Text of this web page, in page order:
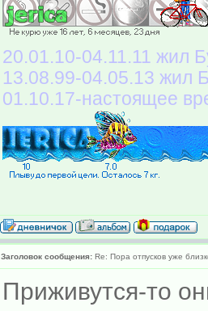
20.01.10-04.11.11 жил
13.08.99-04.05.13 жил
01.10.17-настоящее
Заголовок сообщения: Re: Пора отпусков уже
Приживутся-то